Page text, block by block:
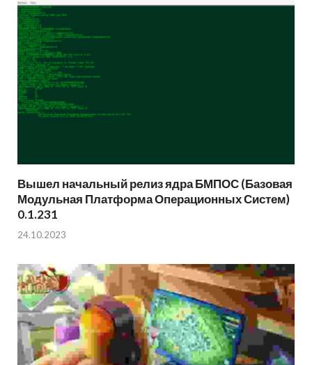
Вышел начальный релиз ядра БМПОС (Базовая
Модульная Платформа Операционных Систем)
0.1.231
24.10.2023